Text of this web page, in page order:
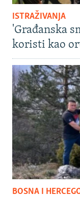
ISTRAŽIVANJA
'Građanska
koristi kao
BOSNA I